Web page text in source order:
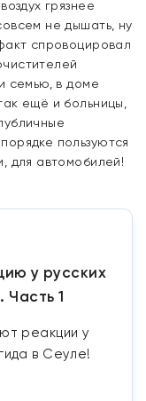
грязнее
не дышать, ну
спровоцировал
семью, в доме
ещё и больницы,
пользуются
для автомобилей!
у русских
1
реакции у
в Сеуле!